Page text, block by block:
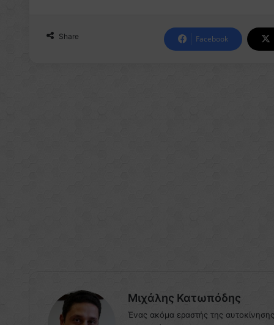
Share Facebook
Μιχάλης Κατωπόδης
Ένας ακόμα εραστής της